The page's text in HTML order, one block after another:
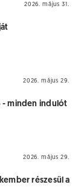
2026. május 31.
2026. május 29.
- minden indulót
2026. május 29.
részesül a